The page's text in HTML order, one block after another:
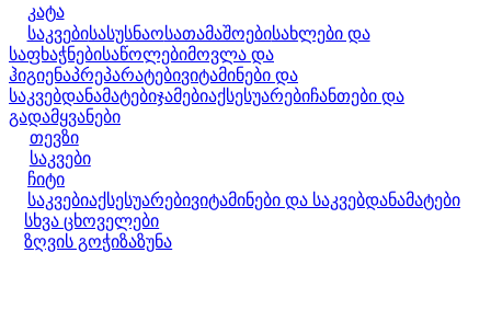
კატა
საკვებისასუსნაოსათამაშოებისახლები და
საფხაჭნებისაწოლებიმოვლა და
ჰიგიენაპრეპარატებივიტამინები და
საკვებდანამატებიჯამებიაქსესუარებიჩანთები და
გადამყვანები
თევზი
საკვები
ჩიტი
საკვებიაქსესუარებივიტამინები და საკვებდანამატები
სხვა ცხოველები
ზღვის გოჭიზაზუნა